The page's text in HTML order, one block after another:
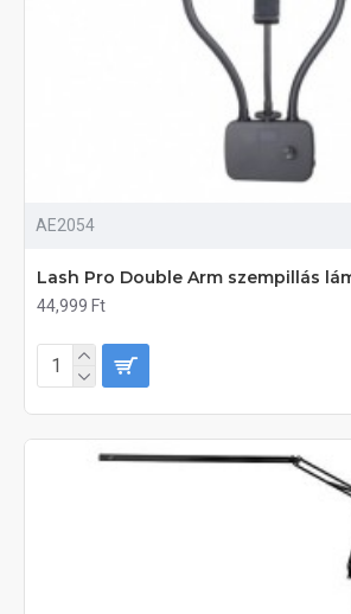
AE2054
Lash Pro Double Arm szempillás
44,999 Ft